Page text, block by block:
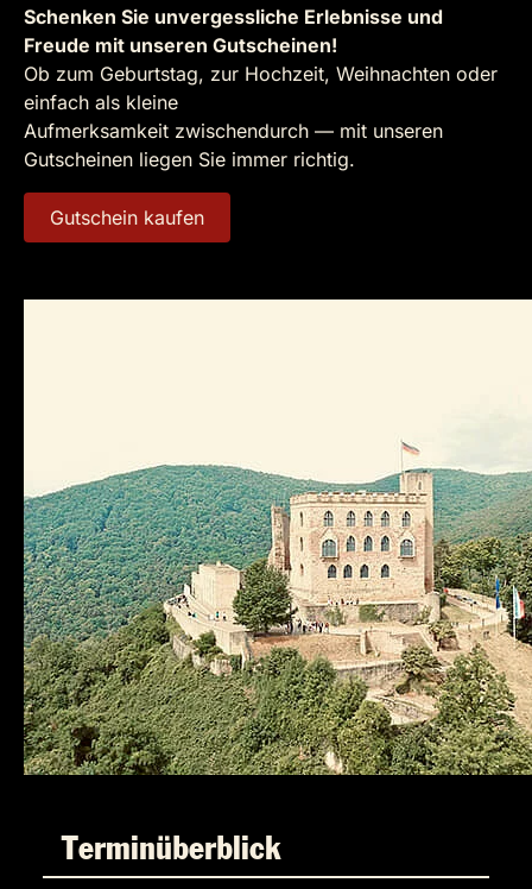
Schenken Sie unvergessliche Erlebnisse und
Freude mit unseren Gutscheinen!
Ob zum Geburtstag, zur Hochzeit, Weihnachten oder
einfach als kleine
Aufmerksamkeit zwischendurch — mit unseren
Gutscheinen liegen Sie immer richtig.
Gutschein kaufen
Terminüberblick